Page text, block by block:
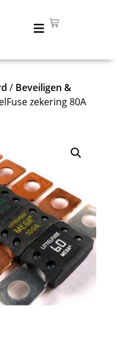
/ Beveiligen &
zekering 80A